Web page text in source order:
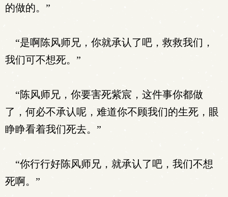
的做的。”
“是啊陈风师兄，你就承认了吧，救救我们，
我们可不想死。”
“陈风师兄，你要害死紫宸，这件事你都做
了，何必不承认呢，难道你不顾我们的生死，眼
睁睁看着我们死去。”
“你行行好陈风师兄，就承认了吧，我们不想
死啊。”